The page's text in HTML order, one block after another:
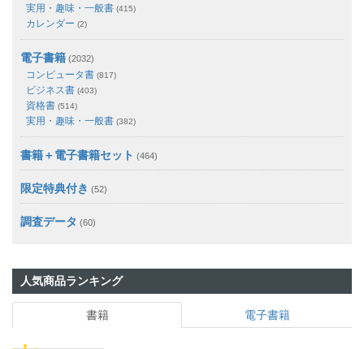
実用・趣味・一般書 (415)
カレンダー (2)
電子書籍 (2032)
コンピュータ書 (817)
ビジネス書 (403)
資格書 (514)
実用・趣味・一般書 (382)
書籍＋電子書籍セット (464)
限定特典付き (52)
調査データ (60)
人気商品ランキング
書籍 電子書籍